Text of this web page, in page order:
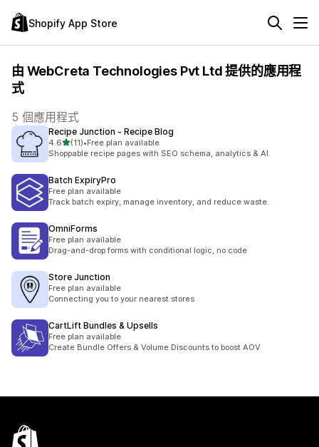
Shopify App Store
由 WebCreta Technologies Pvt Ltd 提供的應用程
式
5 個應用程式
Recipe Junction ‑ Recipe Blog
4.6滿分 5 顆星
(11)
共有 11 則評價
•Free plan available
Shoppable recipe pages with SEO schema, analytics & AI.
Batch ExpiryPro
Free plan available
Track batch expiry, manage inventory, and reduce waste.
OmniForms
Free plan available
Drag-and-drop forms with conditional logic, no code
Store Junction
Free plan available
Connecting you to your nearest stores
CartLift Bundles & Upsells
Free plan available
Create Bundle Offers & Volume Discounts to boost AOV